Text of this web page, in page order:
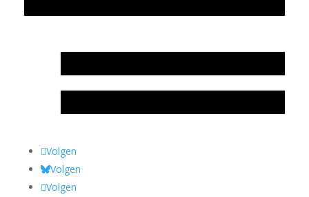
Volgen
Volgen
Volgen